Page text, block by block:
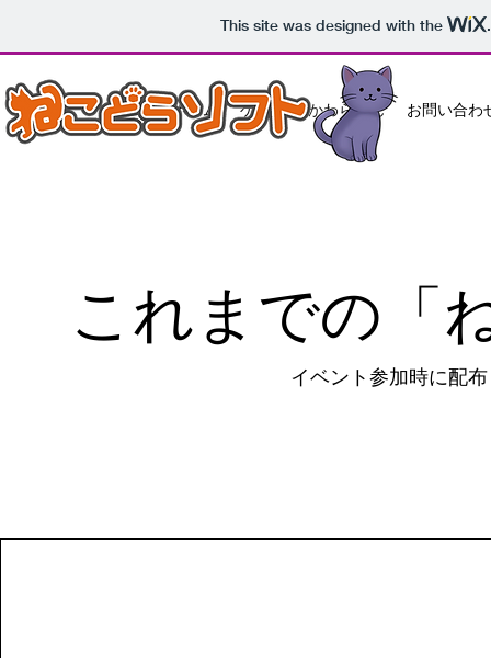
This site was designed with the
ホーム ゲーム かわらばん お問い合わ
これまでの「
イベント参加時に配